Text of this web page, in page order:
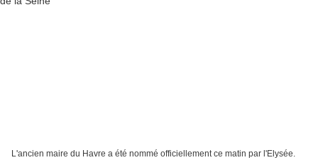
L'ancien maire du Havre a été nommé officiellement ce matin par l'Elysée.